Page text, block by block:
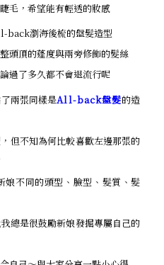
毛，希望能有輕透的妝感
back瀏海後梳的盤髮造型
頭頂的蓬度與兩旁修飾的髮絲
過了多久都不會退流行呢
兩張同樣是All-back盤髮的造
但不知為何比較喜歡左邊那張的
娘不同的頭型、臉型、髮質、髮
總是很鼓勵新娘發掘專屬自己的